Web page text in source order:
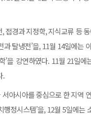
접경과 지정학, 지식교류 등
과 탈냉전’을, 11월 14일에
’을 강연하였다. 11월 21일
.
아시아를 중심으로 한 지역
정시스템’을, 12월 5일에는